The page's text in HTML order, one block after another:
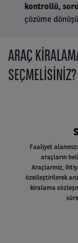
kontrollü,
çözüme
ARAÇ
SEÇMELISINIZ?
Faaliyet
araçların
Araçlarınız,
özelleştirilerek
kiralama